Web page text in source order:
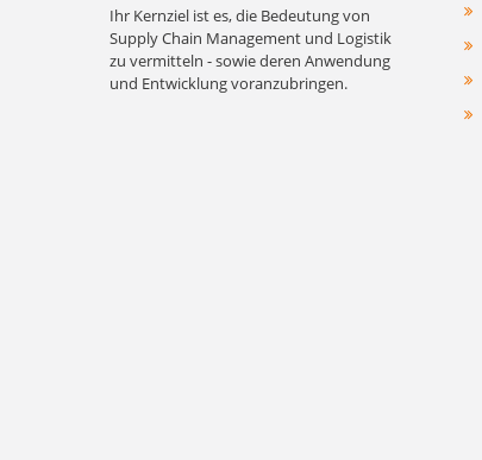
Ihr Kernziel ist es, die Bedeutung von
Supply Chain Management und Logistik
zu vermitteln - sowie deren Anwendung
und Entwicklung voranzubringen.